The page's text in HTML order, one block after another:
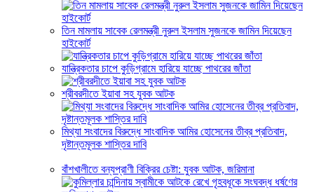
তিন মামলায় সাবেক রেলমন্ত্রী নুরুল ইসলাম সুজনকে জামিন দিয়েছেন
হাইকোর্ট
যান্ত্রিকতার চাপে কুড়িগ্রামে হারিয়ে যাচ্ছে পাথরের জাঁতা
শ্রীবরদীতে ইয়াবা সহ যুবক আটক
মিথ্যা সংবাদের বিরুদ্ধে সাংবাদিক আমির হোসেনের তীব্র প্রতিবাদ,
দৃষ্টান্তমূলক শাস্তির দাবি
বাঁশখালীতে বন্যপ্রাণী বিক্রির চেষ্টা: যুবক আটক, জরিমানা